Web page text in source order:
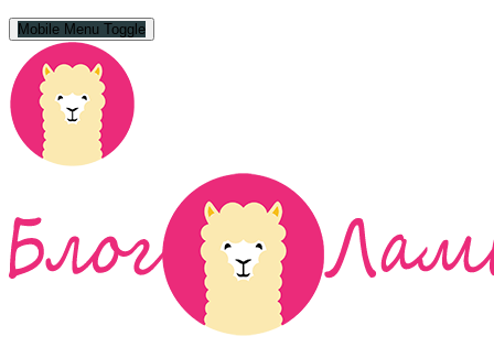
Mobile Menu Toggle